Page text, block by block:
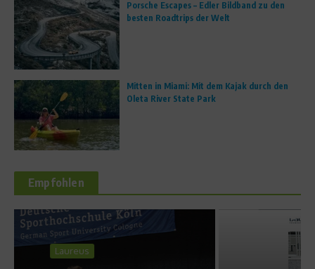
Porsche Escapes – Edler Bildband zu den
besten Roadtrips der Welt
Mitten in Miami: Mit dem Kajak durch den
Oleta River State Park
Empfohlen